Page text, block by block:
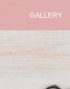
GALLERY